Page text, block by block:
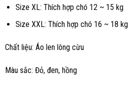
Size XL: Thích hợp chó 12 ~ 15 kg
Size XXL: Thích hợp chó 16 ~ 18 kg
Chất liệu: Áo len lông cừu
Màu sắc: Đỏ, đen, hồng